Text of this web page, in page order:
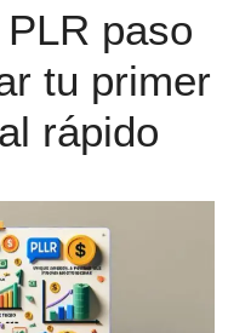
paso
tu primer
rápido